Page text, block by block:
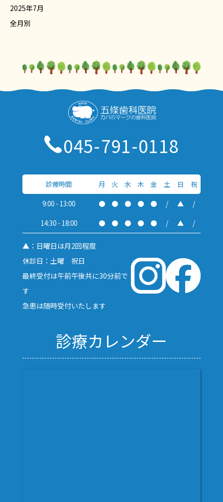
2025年7月
全月別
045-791-0118
診療時間 月 火 水 木 金 土 日 祝
9:00 - 13:00 ● ● ● ● ● / ▲ /
14:30 - 18:00 ● ● ● ● ● / ▲ /
▲：日曜日は月2回程度
休診日：土曜 祝日
最終受付は午前午後共に30分前で
す
急患は随時受付いたします
診療カレンダー